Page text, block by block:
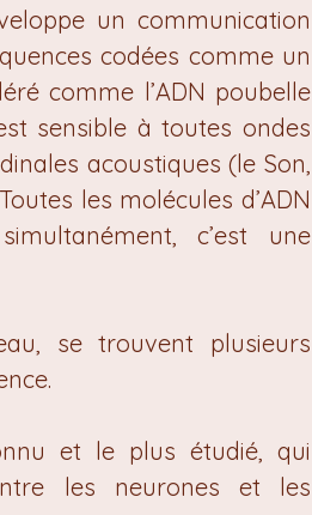
un communication
codées comme un
comme l’ADN poubelle
sensible à toutes ondes
acoustiques (le Son,
les molécules d’ADN
c’est une
se trouvent plusieurs
et le plus étudié, qui
les neurones et les